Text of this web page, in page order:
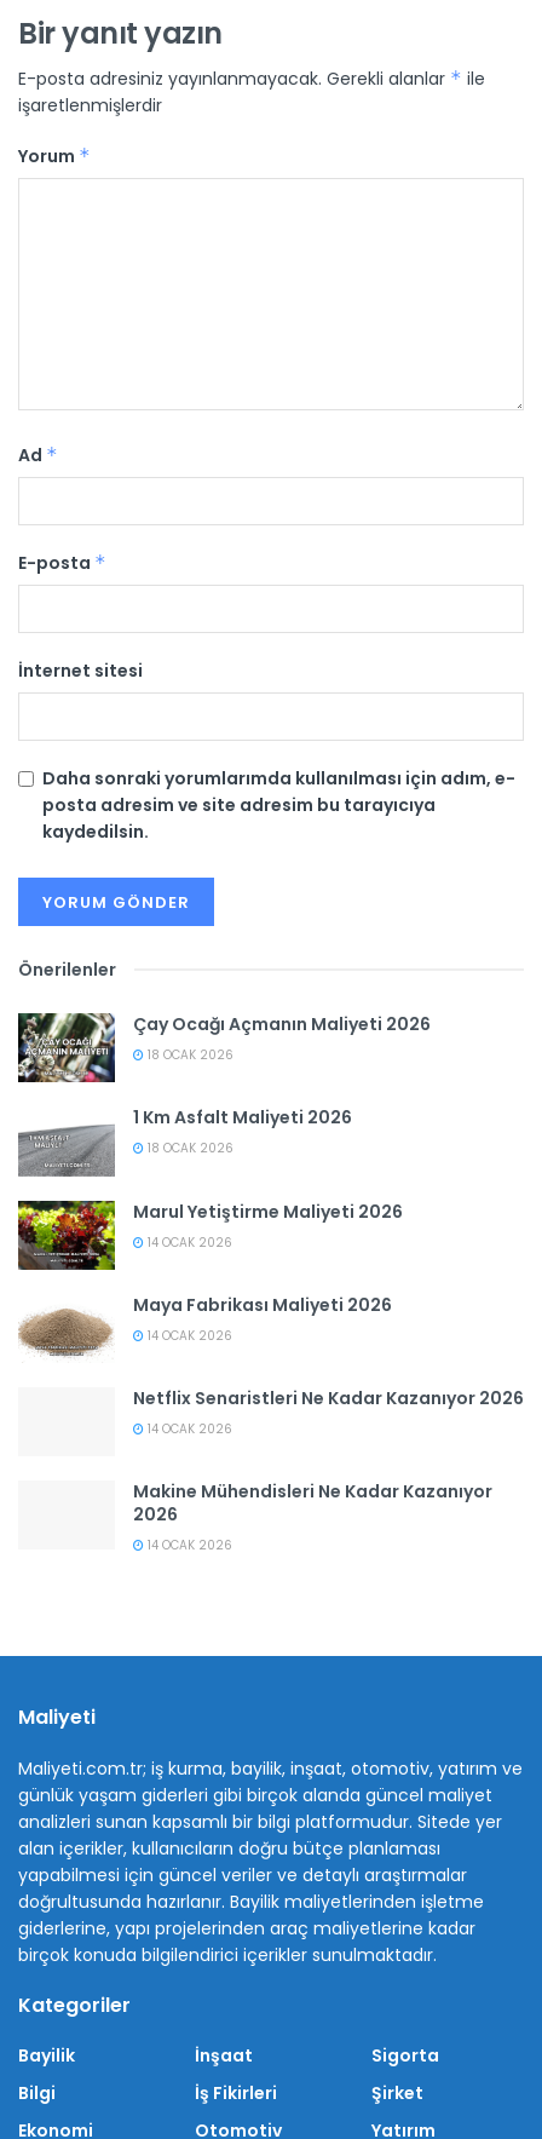
Bir yanıt yazın
E-posta adresiniz yayınlanmayacak. Gerekli alanlar * ile
işaretlenmişlerdir
Yorum *
Ad *
E-posta *
İnternet sitesi
Daha sonraki yorumlarımda kullanılması için adım, e-
posta adresim ve site adresim bu tarayıcıya
kaydedilsin.
Önerilenler
Çay Ocağı Açmanın Maliyeti 2026
18 OCAK 2026
1 Km Asfalt Maliyeti 2026
18 OCAK 2026
Marul Yetiştirme Maliyeti 2026
14 OCAK 2026
Maya Fabrikası Maliyeti 2026
14 OCAK 2026
Netflix Senaristleri Ne Kadar Kazanıyor 2026
14 OCAK 2026
Makine Mühendisleri Ne Kadar Kazanıyor
2026
14 OCAK 2026
Maliyeti
Maliyeti.com.tr; iş kurma, bayilik, inşaat, otomotiv, yatırım ve
günlük yaşam giderleri gibi birçok alanda güncel maliyet
analizleri sunan kapsamlı bir bilgi platformudur. Sitede yer
alan içerikler, kullanıcıların doğru bütçe planlaması
yapabilmesi için güncel veriler ve detaylı araştırmalar
doğrultusunda hazırlanır. Bayilik maliyetlerinden işletme
giderlerine, yapı projelerinden araç maliyetlerine kadar
birçok konuda bilgilendirici içerikler sunulmaktadır.
Kategoriler
Bayilik
Bilgi
Ekonomi
İnşaat
İş Fikirleri
Otomotiv
Sigorta
Şirket
Yatırım